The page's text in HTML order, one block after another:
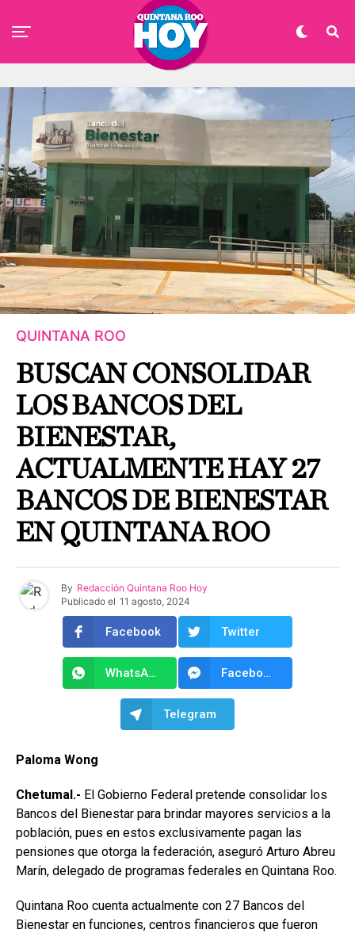
QUINTANA ROO
BUSCAN CONSOLIDAR
LOS BANCOS DEL
BIENESTAR,
ACTUALMENTE HAY 27
BANCOS DE BIENESTAR
EN QUINTANA ROO
By Redacción Quintana Roo Hoy
Publicado el 11 agosto, 2024
Facebook Twitter
WhatsApp Facebook Messenger
Telegram
Paloma Wong
Chetumal.- El Gobierno Federal pretende consolidar los
Bancos del Bienestar para brindar mayores servicios a la
población, pues en estos exclusivamente pagan las
pensiones que otorga la federación, aseguró Arturo Abreu
Marín, delegado de programas federales en Quintana Roo.
Quintana Roo cuenta actualmente con 27 Bancos del
Bienestar en funciones, centros financieros que fueron